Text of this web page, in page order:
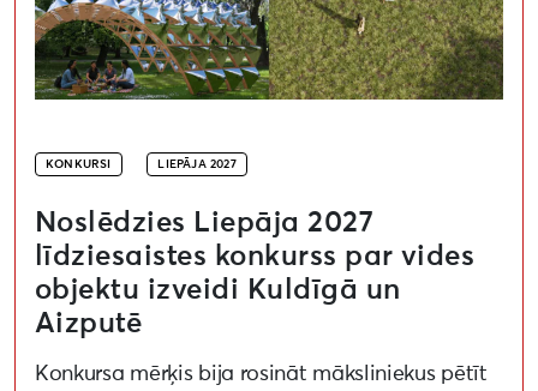
KONKURSI LIEPĀJA 2027
Noslēdzies Liepāja 2027
līdziesaistes konkurss par vides
objektu izveidi Kuldīgā un
Aizputē
Konkursa mērķis bija rosināt māksliniekus pētīt